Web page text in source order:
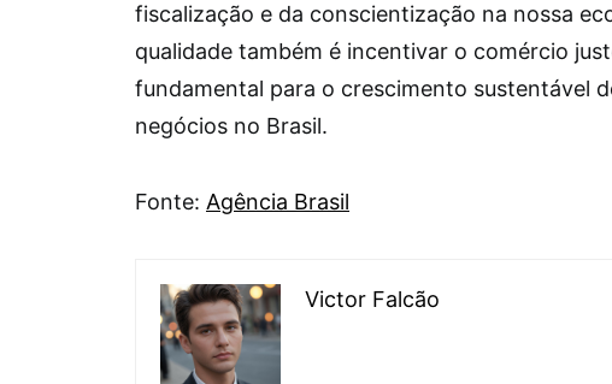
fiscalização e da conscientização na nossa
qualidade também é incentivar o comércio
fundamental para o crescimento sustentável
negócios no Brasil.
Fonte: Agência Brasil
Victor Falcão